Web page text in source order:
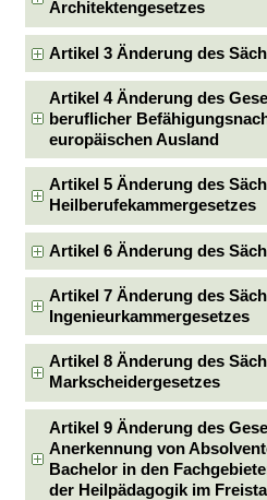
Architektengesetzes
Artikel 3 Änderung des
Artikel 4 Änderung des
beruflicher
europäischen Ausland
Artikel 5 Änderung des
Heilberufekammergesetzes
Artikel 6 Änderung des
Artikel 7 Änderung des
Ingenieurkammergesetzes
Artikel 8 Änderung des
Markscheidergesetzes
Artikel 9 Änderung des
Anerkennung von
Bachelor in den
der Heilpädagogik im